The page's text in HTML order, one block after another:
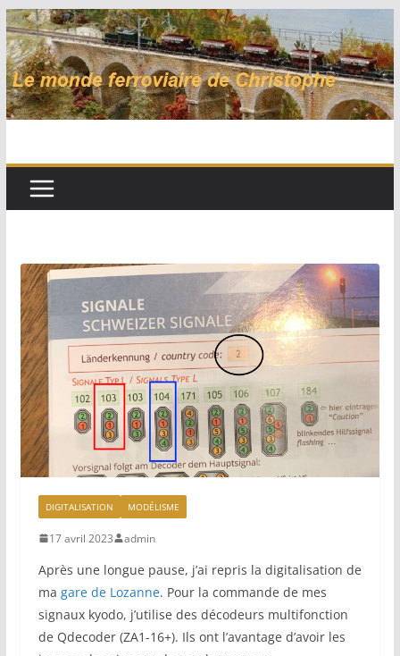
Passer
au
contenu
DIGITALISATION MODÉLISME
17 avril 2023 admin
Après une longue pause, j’ai repris la digitalisation de
ma gare de Lozanne. Pour la commande de mes
signaux kyodo, j’utilise des décodeurs multifonction
de Qdecoder (ZA1-16+). Ils ont l’avantage d’avoir les